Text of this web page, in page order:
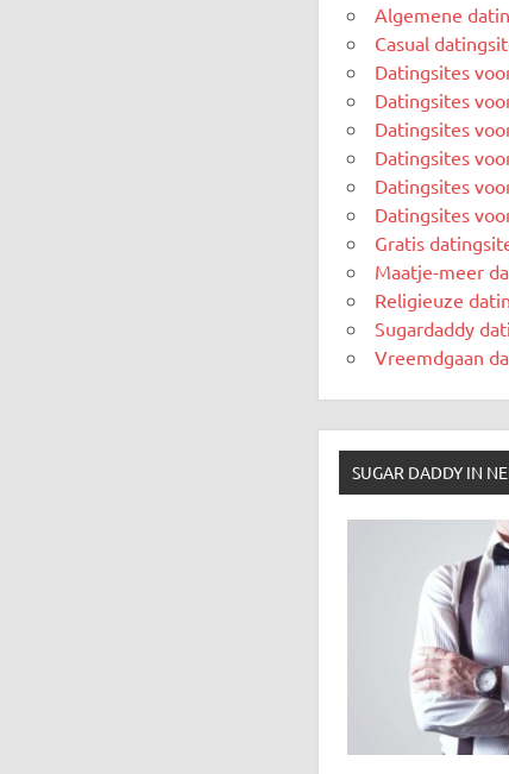
Algemene
Casual
Datingsites
Datingsites
Datingsites
Datingsites
Datingsites
Datingsites
Gratis
Maatje-meer
Religieuze
Sugardaddy
Vreemdgaan
SUGAR DADDY IN